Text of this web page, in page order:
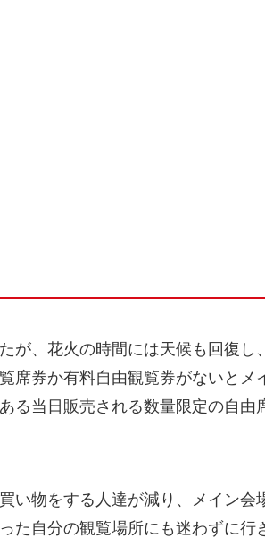
が、花火の時間には天候も回復
席券か有料自由観覧券がないと
る当日販売される数量限定の自
い物をする人達が減り、メイン会
た自分の観覧場所にも迷わずに行